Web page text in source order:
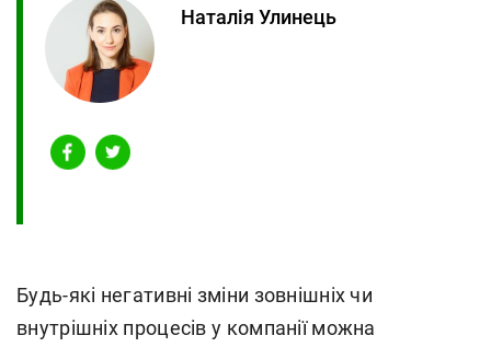
Наталія Улинець
Будь-які негативні зміни зовнішніх чи
внутрішніх процесів у компанії можна